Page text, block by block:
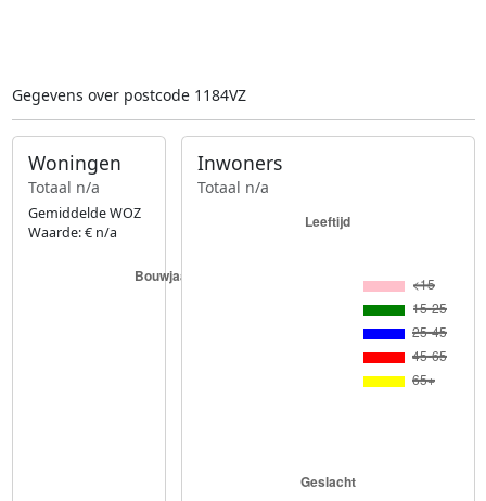
Gegevens over postcode 1184VZ
Woningen
Totaal n/a
Gemiddelde WOZ
Waarde: € n/a
Inwoners
Totaal n/a